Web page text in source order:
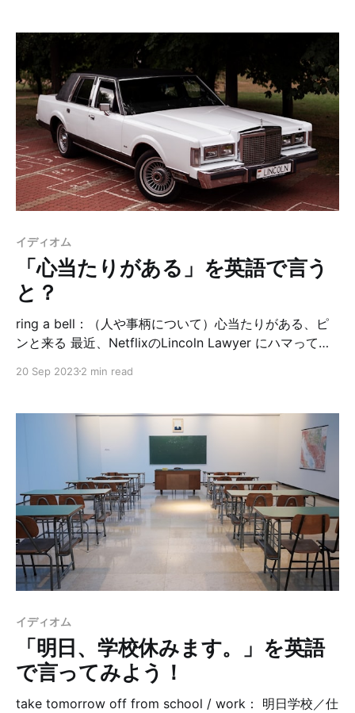
さそうだよね〜と言ってたんですよ。メジャーな果物は
大体あるしね👍🏻特に私の住んでる地域は、四季もあるし
雨も降るので野菜と果物は豊富で美味しいです☺️ 話を戻
して、そんな話を母としていた矢先。先日、ファーマー
ズマーケットで金柑を見つけました。笑もちろん、購入
しました✌🏻美味しかったです。 金柑は英語でkumquat
と言うそうです。ダーリン曰く、アメリカでは珍しい果
物らしいです。確かにスーパーでは一度も見た事がない
な。そんな金柑（しかもfresh）が買えてラッキーでした
💫 I got some kumquats at the farmer's market. ファ
いな〜と思っていたら、いきなり寒くなり秋が始まりま
した🍁毎週行くファーマーズマーケットで売られて
イディオム
「心当たりがある」を英語で言う
と？
ring a bell：（人や事柄について）心当たりがある、ピ
ンと来る 最近、NetflixのLincoln Lawyer にハマってい
並みに、担当した事件の弁護をしつつ、殺人事件の謎を
リカの裁判のやり方等も詳しく解説されていて、見応え
ィオムを紹介します👍🏻 主人公は、探偵を使って弁護に
有利な情報を得たり、事件の真相に迫る中で、秘密を握
っている重要人物を探し当てます。その人を知っている
か自分のクライアントに聞きます。例文はこちら。 We
think Mr. Kim has something to do with this murder.
Does that name ring a bell? キムさんがこの殺人事件に
何か関係していると我々は踏んでるんだけど。その名前
20 Sep 20232 min read
イディオム
「明日、学校休みます。」を英語
で言ってみよう！
take tomorrow off from school / work： 明日学校／仕